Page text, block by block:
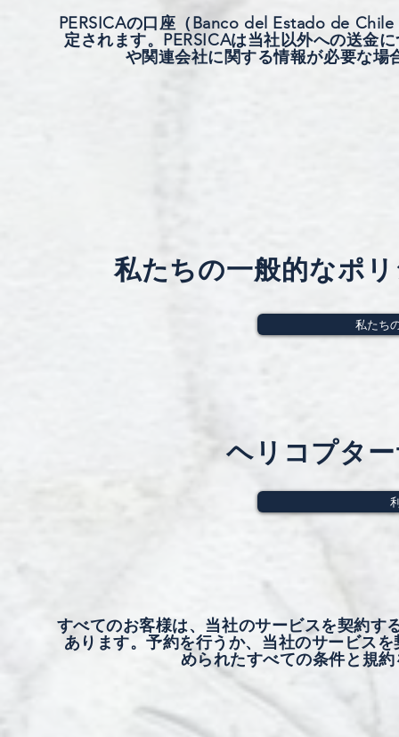
PERSICAの口座（Banco del Estado de
定されます。PERSICAは当社以外への送金
や関連会社に関する情報が必要な場
私たちの一般的なポ
私たち
ヘリコプタ
すべてのお客様は、当社のサービスを契約す
あります。予約を行うか、当社のサービス
められたすべての条件と規